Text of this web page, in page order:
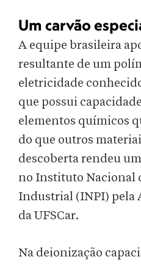
Um carvão
A equipe brasileira
resultante de um
eletricidade
que possui
elementos químicos
do que outros
descoberta rendeu
no Instituto Nacional
Industrial (INPI) pela
da UFSCar.
Na deionização